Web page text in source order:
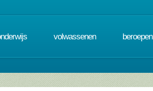
volwassenen beroepen